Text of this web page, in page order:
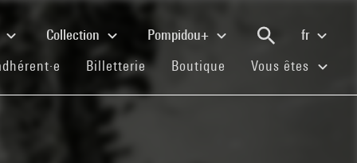
Collection Pompidou+
fr
(current)
Billetterie(current)Boutique (current)
Vous êtes